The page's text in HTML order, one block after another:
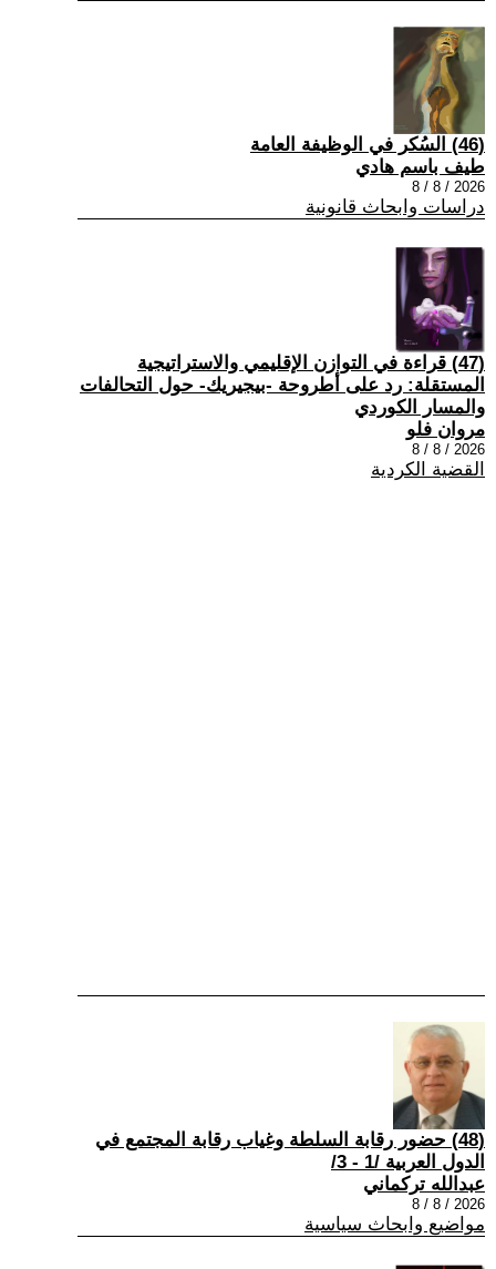
(46) السُكر في الوظيفة العامة
طيف باسم هادي
2026 / 8 / 8
دراسات وابحاث قانونية
(47) قراءة في التوازن الإقليمي والاستراتيجية
المستقلة: رد على أطروحة -بيجيريك- حول التحالفات
والمسار الكوردي
مروان فلو
2026 / 8 / 8
القضية الكردية
(48) حضور رقابة السلطة وغياب رقابة المجتمع في
الدول العربية /1 - 3/
عبدالله تركماني
2026 / 8 / 8
مواضيع وابحاث سياسية